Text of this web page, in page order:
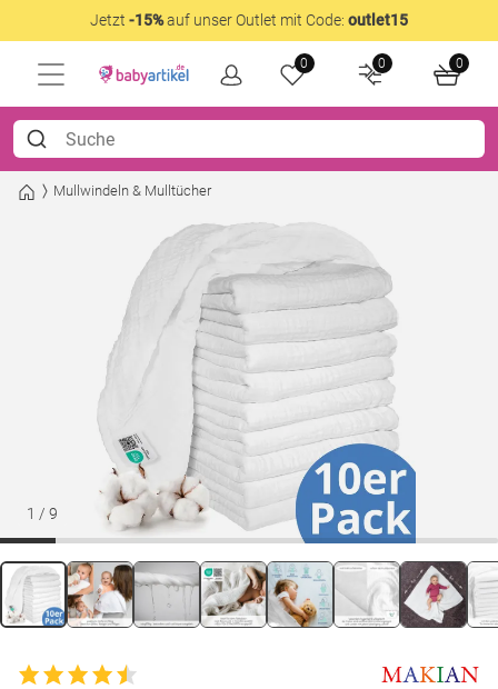
Jetzt -15%auf unser Outlet mit Code: outlet15
0 0 0
Mullwindeln & Mulltücher
1 / 9